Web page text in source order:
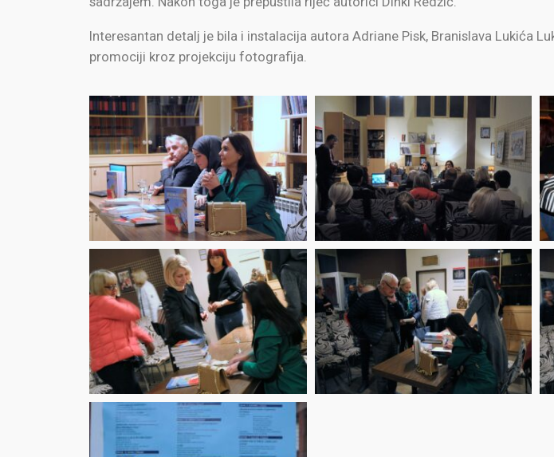
Interesantan detalj je bila i instalacija autora Adriane Pisk, Branislava Lukića
promociji kroz projekciju fotografija.